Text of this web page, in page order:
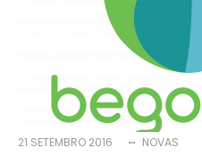
21 SETEMBRO 2016 NOVAS